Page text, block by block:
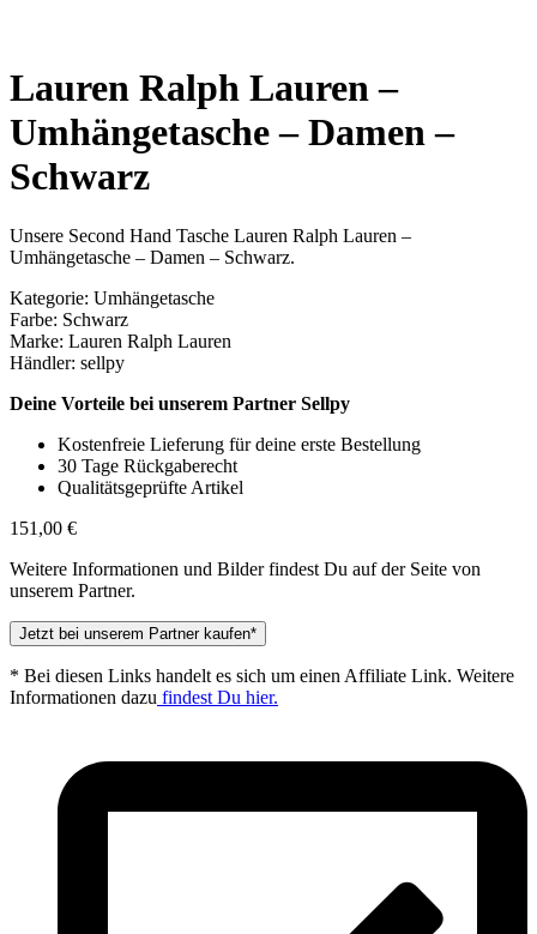
Lauren Ralph Lauren –
Umhängetasche – Damen –
Schwarz
Unsere Second Hand Tasche Lauren Ralph Lauren –
Umhängetasche – Damen – Schwarz.
Kategorie: Umhängetasche
Farbe: Schwarz
Marke: Lauren Ralph Lauren
Händler: sellpy
Deine Vorteile bei unserem Partner Sellpy
Kostenfreie Lieferung für deine erste Bestellung
30 Tage Rückgaberecht
Qualitätsgeprüfte Artikel
151,00 €
Weitere Informationen und Bilder findest Du auf der Seite von
unserem Partner.
Jetzt bei unserem Partner kaufen*
* Bei diesen Links handelt es sich um einen Affiliate Link. Weitere
Informationen dazu findest Du hier.